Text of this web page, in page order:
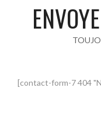
[contact-form-7 404